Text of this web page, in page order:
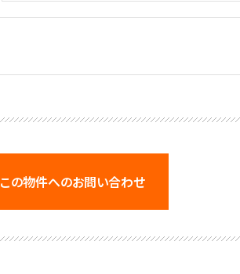
この物件へのお問い合わせ